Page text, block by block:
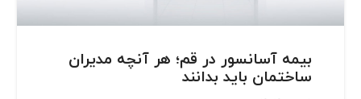
بیمه آسانسور در قم؛ هر آنچه مدیران
ساختمان باید بدانند